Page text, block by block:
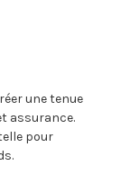
une tenue
assurance.
pour